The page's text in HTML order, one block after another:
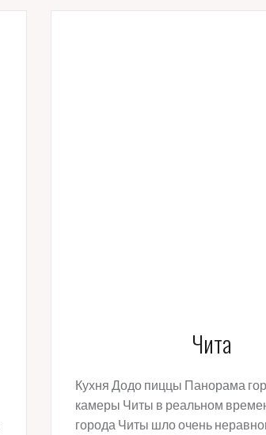
Чита
Кухня Додо пиццы Панорама
камеры Читы в реальном
города Читы шло очень